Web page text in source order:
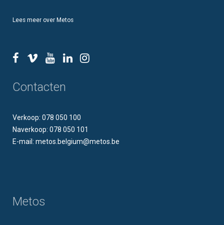
Lees meer over Metos
Contacten
Verkoop: 078 050 100
Naverkoop: 078 050 101
E-mail: metos.belgium@metos.be
Metos